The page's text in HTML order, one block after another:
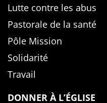
Lutte contre les abus
Pastorale de la santé
Pôle Mission
Solidarité
Travail
DONNER À L’ÉGLISE